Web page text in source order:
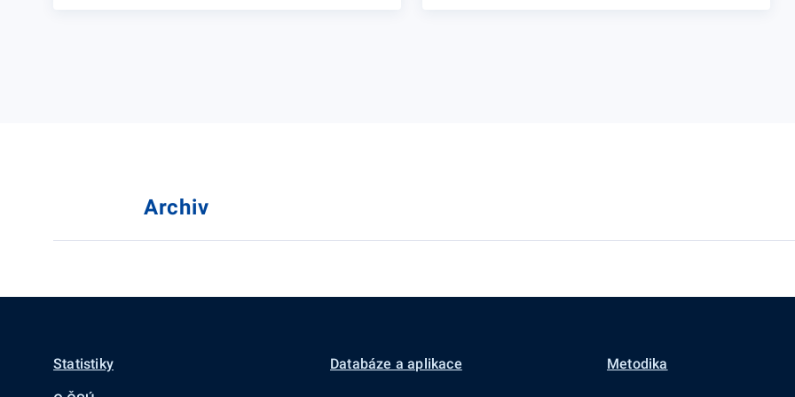
Archiv
Statistiky Databáze a aplikace Metodika